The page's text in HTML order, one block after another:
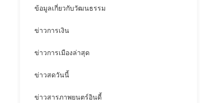
ข้อมูลเกี่ยวกับวัฒนธรรม
ข่าวการเงิน
ข่าวการเมืองล่าสุด
ข่าวสดวันนี้
ข่าวสารภาพยนตร์อินดี้